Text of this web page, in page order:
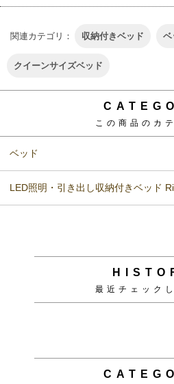
関連カテゴリ： 収納付きベッド ベ
クイーンサイズベッド
この商品のカ
ベッド
LED照明・引き出し収納付きベッド
最近チェック